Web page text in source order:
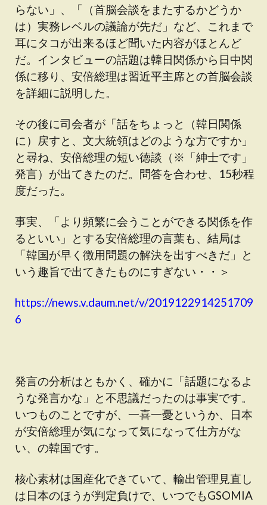
らない」、「（首脳会談をまたするかどうか
は）実務レベルの議論が先だ」など、これまで
耳にタコが出来るほど聞いた内容がほとんど
だ。インタビューの話題は韓日関係から日中関
係に移り、安倍総理は習近平主席との首脳会談
を詳細に説明した。
その後に司会者が「話をちょっと（韓日関係
に）戻すと、文大統領はどのような方ですか」
と尋ね、安倍総理の短い徳談（※「紳士です」
発言）が出てきたのだ。問答を合わせ、15秒程
度だった。
事実、「より頻繁に会うことができる関係を作
るといい」とする安倍総理の言葉も、結局は
「韓国が早く徴用問題の解決を出すべきだ」と
いう趣旨で出てきたものにすぎない・・＞
https://news.v.daum.net/v/2019122914251709
6
発言の分析はともかく、確かに「話題になるよ
うな発言かな」と不思議だったのは事実です。
いつものことですが、一喜一憂というか、日本
が安倍総理が気になって気になって仕方がな
い、の韓国です。
核心素材は国産化できていて、輸出管理見直し
は日本のほうが判定負けで、いつでもGSOMIA